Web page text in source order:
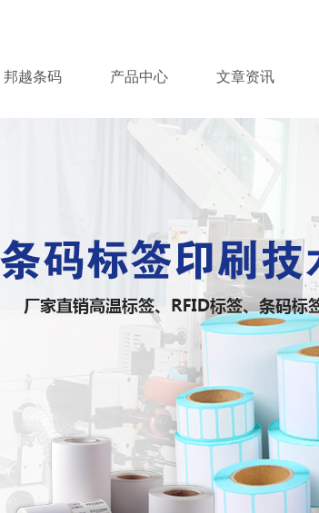
邦越条码 产品中心 文章资讯